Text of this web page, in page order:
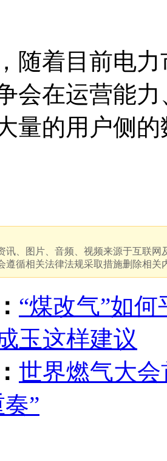
随着目前电
会在运营能
量的用户侧
讯、图片、音频、视频来源于互联
遵循相关法律法规采取措施删除相关
“煤改气”如
玉这样建议
世界燃气大
”